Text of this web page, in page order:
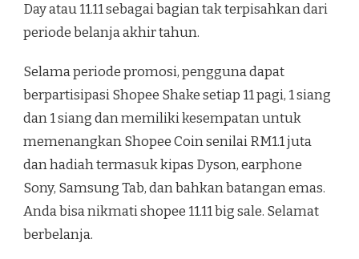
Day atau 11.11 sebagai bagian tak terpisahkan dari
periode belanja akhir tahun.
Selama periode promosi, pengguna dapat
berpartisipasi Shopee Shake setiap 11 pagi, 1 siang
dan 1 siang dan memiliki kesempatan untuk
memenangkan Shopee Coin senilai RM1.1 juta
dan hadiah termasuk kipas Dyson, earphone
Sony, Samsung Tab, dan bahkan batangan emas.
Anda bisa nikmati shopee 11.11 big sale. Selamat
berbelanja.